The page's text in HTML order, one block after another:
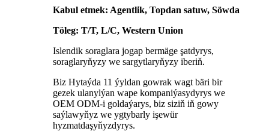
Kabul etmek: Agentlik, Topdan satuw, Söwda
Töleg: T/T, L/C, Western Union
Islendik soraglara jogap bermäge şatdyrys,
soraglaryňyzy we sargytlaryňyzy iberiň.
Biz Hytaýda 11 ýyldan gowrak wagt bäri bir
gezek ulanylýan wape kompaniýasydyrys we
OEM ODM-i goldaýarys, biz siziň iň gowy
saýlawyňyz we ygtybarly işewür
hyzmatdaşyňyzdyrys.